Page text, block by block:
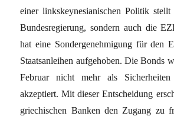
einer linkskeynesianischen Politik
Bundesregierung, sondern auch die
hat eine Sondergenehmigung für den
Staatsanleihen aufgehoben. Die Bonds
Februar nicht mehr als
akzeptiert. Mit dieser Entscheidung
griechischen Banken den Zugang zu